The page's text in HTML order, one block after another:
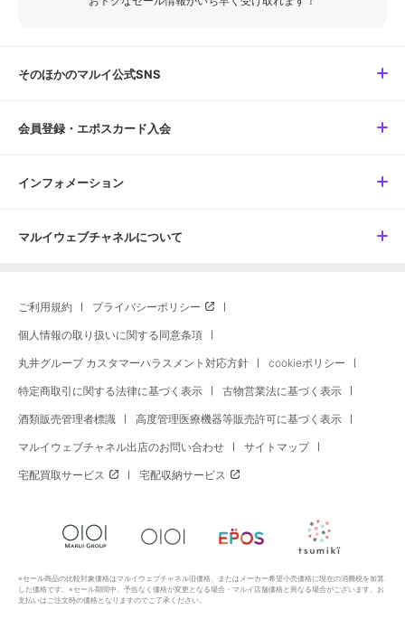
そのほかのマルイ公式SNS
会員登録・エポスカード入会
インフォメーション
マルイウェブチャネルについて
ご利用規約 プライバシーポリシー
個人情報の取り扱いに関する同意条項
丸井グループ カスタマーハラスメント対応方針 cookieポリシー
特定商取引に関する法律に基づく表示 古物営業法に基づく表示
酒類販売管理者標識 高度管理医療機器等販売許可に基づく表示
マルイウェブチャネル出店のお問い合わせ サイトマップ
宅配買取サービス 宅配収納サービス
※セール商品の比較対象価格はマルイウェブチャネル旧価格、またはメーカー希望小売価格に現在の消費税を加算
した価格です。※セール期間中、予告なく価格が変更となる場合・マルイ店舗価格と異なる場合がございます。お
支払いはご注文時の価格となりますのでご了承ください。